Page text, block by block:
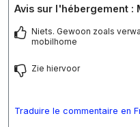
Avis sur l'hébergement :
Niets. Gewoon zoals
mobilhome
Zie hiervoor
Traduire le commentaire en